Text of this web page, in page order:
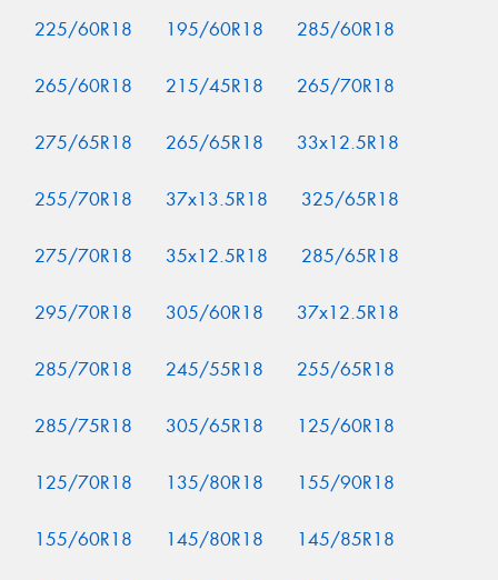
225/60R18 195/60R18 285/60R18
265/60R18 215/45R18 265/70R18
275/65R18 265/65R18 33x12.5R18
255/70R18 37x13.5R18 325/65R18
275/70R18 35x12.5R18 285/65R18
295/70R18 305/60R18 37x12.5R18
285/70R18 245/55R18 255/65R18
285/75R18 305/65R18 125/60R18
125/70R18 135/80R18 155/90R18
155/60R18 145/80R18 145/85R18